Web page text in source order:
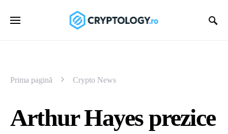
Prima pagină Crypto News
Arthur Hayes prezice